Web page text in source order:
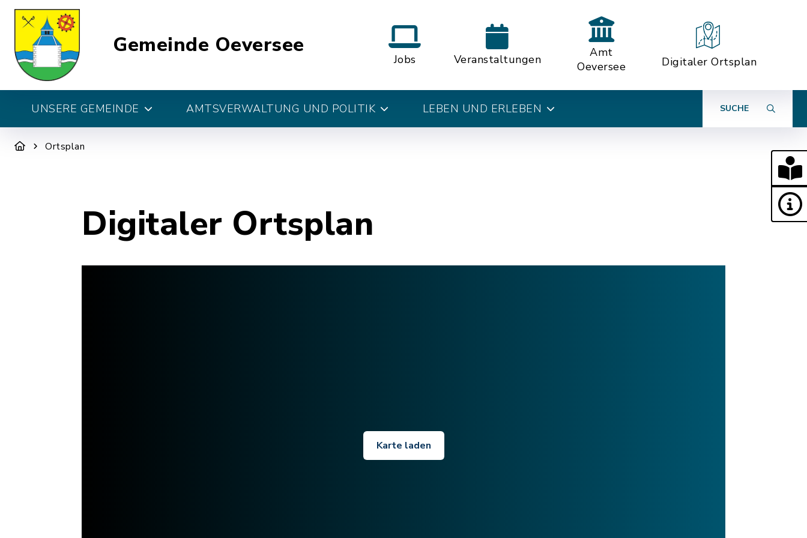
Gemeinde Oeversee
Jobs Veranstaltungen
Amt
Oeversee
Digitaler Ortsplan
UNSERE GEMEINDE AMTSVERWALTUNG UND POLITIK LEBEN UND ERLEBEN SUCHE
Ortsplan
Digitaler Ortsplan
Karte laden